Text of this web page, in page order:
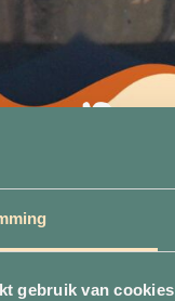
gebruik van cookies